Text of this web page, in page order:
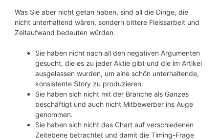
Was Sie aber nicht getan haben, sind all die Dinge, die
nicht unterhaltend wären, sondern bittere Fleissarbeit und
Zeitaufwand bedeuten würden.
Sie haben nicht nach all den negativen Argumenten
gesucht, die es zu jeder Aktie gibt und die im Artikel
ausgelassen wurden, um eine schön unterhaltende,
konsistente Story zu produzieren.
Sie haben sich nicht mit der Branche als Ganzes
beschäftigt und auch nicht Mitbewerber ins Auge
genommen.
Sie haben sich nicht das Chart auf verschiedenen
Zeitebene betrachtet und damit die Timing-Frage